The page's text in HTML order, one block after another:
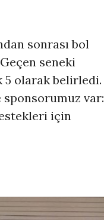
sonrası bol
seneki
5 olarak belirledi.
var:
için